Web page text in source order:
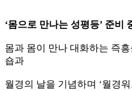
‘몸으로 만나는 성평등’ 준비
몸과 몸이 만나 대화하는 즉
숍과
월경의 날을 기념하며 ‘월경